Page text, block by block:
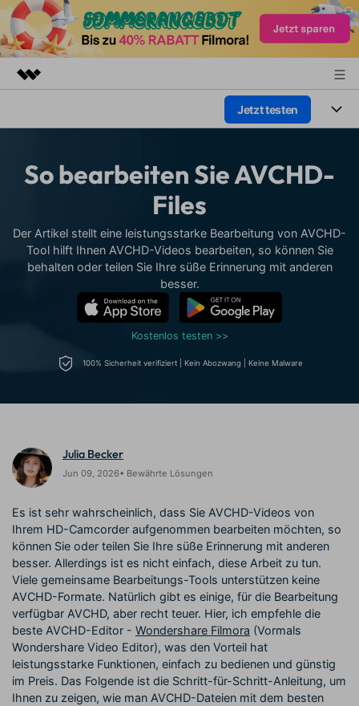
Dienstprogramme
Überblick
Presseraum
Shop
Jetzt testen
Plattformen
Assets
Video/Foto
Audio
Lösungen
Soziale Medien
Marketing & Business
Ressourcen
Über 100 heiße Video-
Prompts – schnell ähnliche
Meisterkurs
Beherrschen Sie
fortgeschrittene
Kickstart Bootcamp
Lernen, ausdrücken und
erweitern Sie Ihre
Fähigkeiten mit Filmora
Spezialeffekt erzeugen
Creator
Monetarisierungs-
Programm
Monetarisieren Sie
Ihren Einfluss mit Filmora
Freunde-werben-
Programm
An Freunde empfehlen,
Belohnungen erhalten
Blog
Hilfe-Center
und Kunden
Kunden-Geschichten
Erfahren Sie, wie unsere
Kunden Erfolg haben
Affiliate-Programm
Schalten Sie Partnerschaften
auf Unternehmensebene frei
KAUFEN Anmelden
Suchen
So bearbeiten Sie AVCHD-
Files
Der Artikel stellt eine leistungsstarke Bearbeitung von AVCHD-
Tool hilft Ihnen AVCHD-Videos bearbeiten, so können Sie
behalten oder teilen Sie Ihre süße Erinnerung mit anderen
besser.
Kostenlos testen >>
100% Sicherheit verifiziert | Kein Abozwang | Keine Malware
Julia Becker
Jun 09, 2026• Bewährte Lösungen
Es ist sehr wahrscheinlich, dass Sie AVCHD-Videos von
Ihrem HD-Camcorder aufgenommen bearbeiten möchten, so
können Sie oder teilen Sie Ihre süße Erinnerung mit anderen
besser. Allerdings ist es nicht einfach, diese Arbeit zu tun.
Viele gemeinsame Bearbeitungs-Tools unterstützen keine
AVCHD-Formate. Natürlich gibt es einige, für die Bearbeitung
verfügbar AVCHD, aber recht teuer. Hier, ich empfehle die
beste AVCHD-Editor - Wondershare Filmora (Vormals
Wondershare Video Editor), was den Vorteil hat
leistungsstarke Funktionen, einfach zu bedienen und günstig
im Preis. Das Folgende ist die Schritt-für-Schritt-Anleitung, um
Ihnen zu zeigen, wie man AVCHD-Dateien mit dem besten